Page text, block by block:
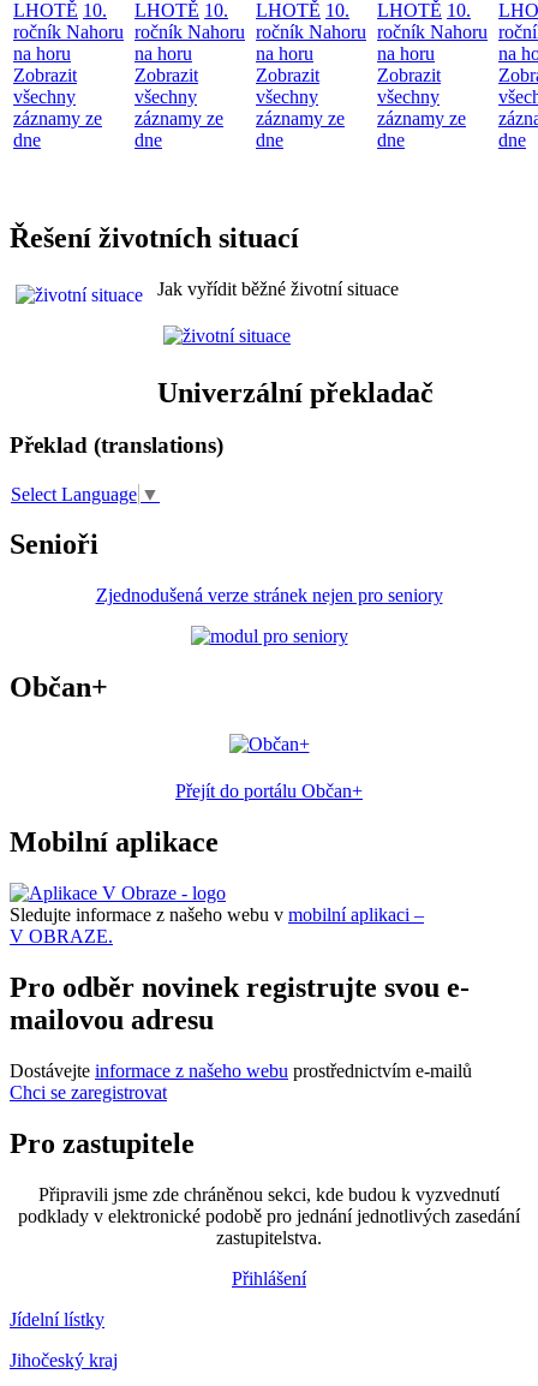
LHOTĚ 10.
ročník Nahoru
na horu
Zobrazit
všechny
záznamy ze
dne
LHOTĚ 10.
ročník Nahoru
na horu
Zobrazit
všechny
záznamy ze
dne
LHOTĚ 10.
ročník Nahoru
na horu
Zobrazit
všechny
záznamy ze
dne
LHOTĚ 10.
ročník Nahoru
na horu
Zobrazit
všechny
záznamy ze
dne
na
dne
Řešení životních situací
Jak vyřídit běžné životní situace
Univerzální překladač
Překlad (translations)
Select Language ▼
Senioři
Zjednodušená verze stránek nejen pro seniory
Občan+
Přejít do portálu Občan+
Mobilní aplikace
Sledujte informace z našeho webu v mobilní aplikaci –
V OBRAZE.
Pro odběr novinek registrujte svou e-
mailovou adresu
Dostávejte informace z našeho webu prostřednictvím e-mailů
Chci se zaregistrovat
Pro zastupitele
Připravili jsme zde chráněnou sekci, kde budou k vyzvednutí
podklady v elektronické podobě pro jednání jednotlivých zasedání
zastupitelstva.
Přihlášení
Jídelní lístky
Jihočeský kraj